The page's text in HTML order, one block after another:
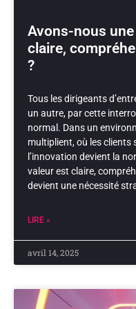
Avons-nous
claire,
?
Tous les dirigeants
un autre, par cette
normal. Dans un
multiplient, où les clients
l’innovation devient la
valeur est claire,
devient une nécessité
LIRE »
avril 14, 2025